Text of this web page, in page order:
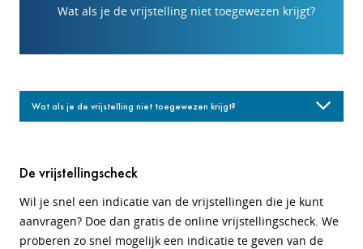
Wat als je de vrijstelling niet toegewezen krijgt?
Wat als je de vrijstelling niet toegewezen krijgt?
De vrijstellingscheck
Wil je snel een indicatie van de vrijstellingen die je kunt
aanvragen? Doe dan gratis de online vrijstellingscheck. We
proberen zo snel mogelijk een indicatie te geven van de